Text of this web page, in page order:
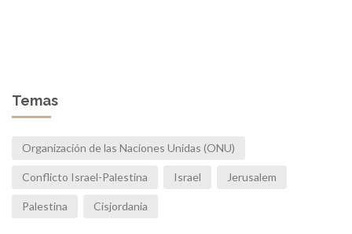
Temas
Organización de las Naciones Unidas (ONU)
Conflicto Israel-Palestina Israel Jerusalem
Palestina Cisjordania